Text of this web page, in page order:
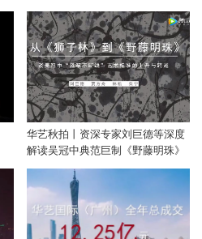
华艺秋拍丨资深专家刘巨德等深度
解读吴冠中典范巨制《野藤明珠》